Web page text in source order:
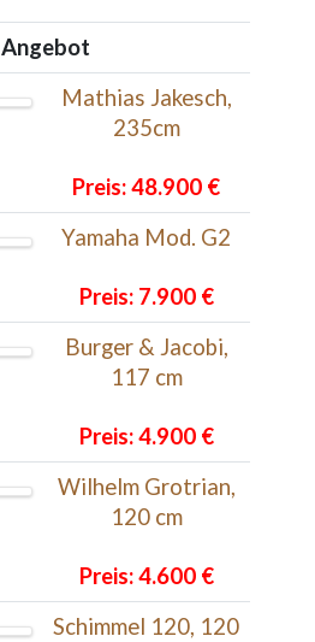
Angebot
Mathias Jakesch,
235cm
Preis: 48.900 €
Yamaha Mod. G2
Preis: 7.900 €
Burger & Jacobi,
117 cm
Preis: 4.900 €
Wilhelm Grotrian,
120 cm
Preis: 4.600 €
Schimmel 120, 120